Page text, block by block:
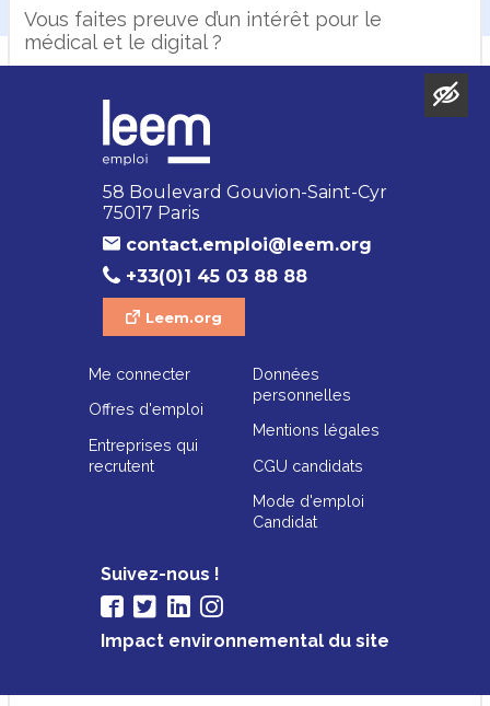
Vous faites preuve d’un intérêt pour le
médical et le digital ?
professionnellement rapidement auprès d’une
équipe dynamique et engagée ?
Si la réponse est oui à cette question,
n'hésitez pas à nous rejoindre !
58 Boulevard Gouvion-Saint-Cyr
75017 Paris
contact.emploi@leem.org
+33(0)1 45 03 88 88
Leem.org
Me connecter
Offres d'emploi
Entreprises qui
recrutent
Données
personnelles
Mentions légales
CGU candidats
Mode d'emploi
Candidat
Suivez-nous !
Impact environnemental du site